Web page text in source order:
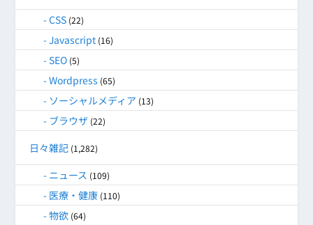
CSS (22)
Javascript (16)
SEO (5)
Wordpress (65)
ソーシャルメディア (13)
ブラウザ (22)
日々雑記 (1,282)
ニュース (109)
医療・健康 (110)
物欲 (64)